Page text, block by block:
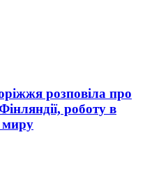
розповіла про
роботу в
миру